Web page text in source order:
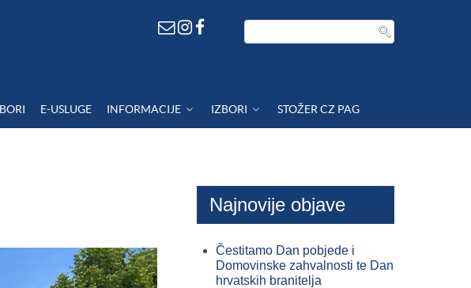
E-USLUGE INFORMACIJE IZBORI STOŽER CZ PAG
Najnovije objave
Čestitamo Dan pobjede i
Domovinske zahvalnosti te Dan
hrvatskih branitelja